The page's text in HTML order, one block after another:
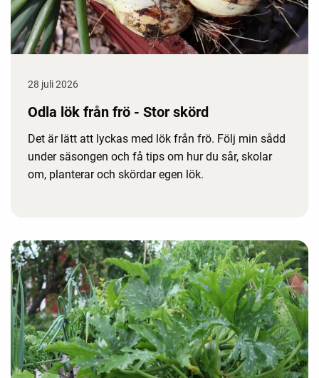
28 juli 2026
Odla lök från frö - Stor skörd
Det är lätt att lyckas med lök från frö. Följ min sådd
under säsongen och få tips om hur du sår, skolar
om, planterar och skördar egen lök.